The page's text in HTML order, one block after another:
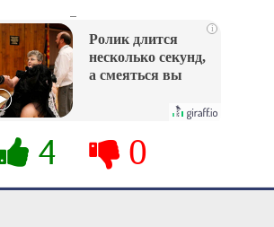
i
Ролик длится
несколько секунд,
а смеяться вы
4 0